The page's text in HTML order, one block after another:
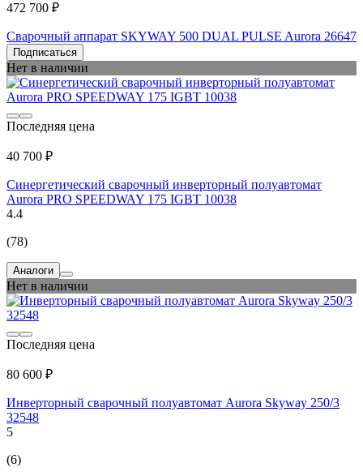
472 700 ₽
Сварочный аппарат SKYWAY 500 DUAL PULSE Aurora 26647
Подписаться
Нет в наличии
Последняя цена
40 700 ₽
Синергетический сварочный инверторный полуавтомат
Aurora PRO SPEEDWAY 175 IGBT 10038
4.4
(78)
Аналоги
Нет в наличии
Последняя цена
80 600 ₽
Инверторный сварочный полуавтомат Aurora Skyway 250/3
32548
5
(6)